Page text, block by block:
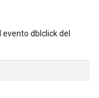
dblclick del